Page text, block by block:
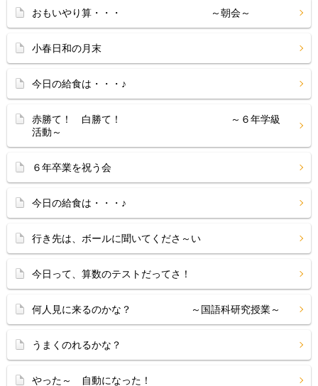
おもいやり算・・・ ～朝会～
小春日和の月末
今日の給食は・・・♪
赤勝て！ 白勝て！ ～６年学級
活動～
６年卒業を祝う会
今日の給食は・・・♪
行き先は、ボールに聞いてくださ～い
今日って、算数のテストだってさ！
何人見に来るのかな？ ～国語科研究授業～
うまくのれるかな？
やった～ 自動になった！